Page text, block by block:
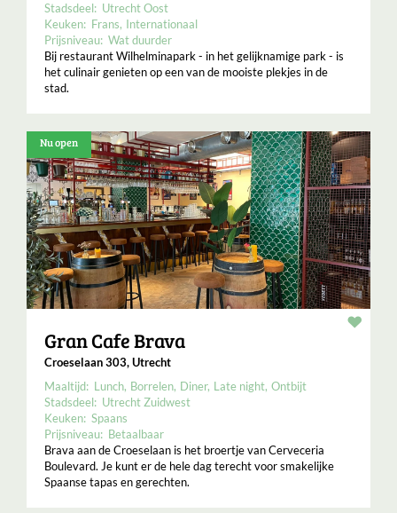
Stadsdeel: Utrecht Oost
Keuken: Frans Internationaal
Prijsniveau: Wat duurder
Bij restaurant Wilhelminapark - in het gelijknamige park - is
het culinair genieten op een van de mooiste plekjes in de
stad.
Nu open
Gran Cafe Brava
Croeselaan 303, Utrecht
Maaltijd: Lunch Borrelen Diner Late night Ontbijt
Stadsdeel: Utrecht Zuidwest
Keuken: Spaans
Prijsniveau: Betaalbaar
Brava aan de Croeselaan is het broertje van Cerveceria
Boulevard. Je kunt er de hele dag terecht voor smakelijke
Spaanse tapas en gerechten.